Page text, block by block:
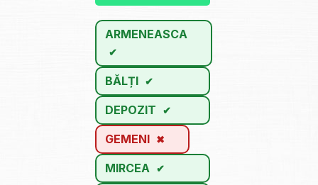
ARMENEASCA
BĂLȚI
DEPOZIT
GEMENI
MIRCEA